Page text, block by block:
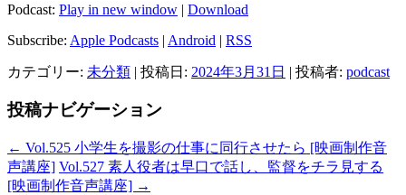
Podcast: Play in new window | Download
Subscribe: Apple Podcasts | Android | RSS
カテゴリー: 未分類 | 投稿日: 2024年3月31日 | 投稿者: podcast
投稿ナビゲーション
← Vol.525 小学生を撮影の仕事に同行させたら [映画制作音
声講座] Vol.527 素人役者は早口で話し、監督をチラ見する
[映画制作音声講座] →